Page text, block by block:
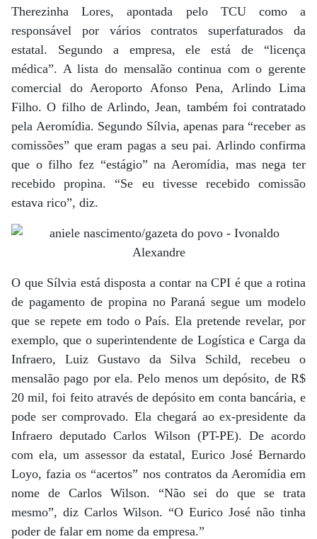
Therezinha Lores, apontada pelo TCU como a
responsável por vários contratos superfaturados da
estatal. Segundo a empresa, ele está de “licença
médica”. A lista do mensalão continua com o gerente
comercial do Aeroporto Afonso Pena, Arlindo Lima
Filho. O filho de Arlindo, Jean, também foi contratado
pela Aeromídia. Segundo Sílvia, apenas para “receber as
comissões” que eram pagas a seu pai. Arlindo confirma
que o filho fez “estágio” na Aeromídia, mas nega ter
recebido propina. “Se eu tivesse recebido comissão
estava rico”, diz.
O que Sílvia está disposta a contar na CPI é que a rotina
de pagamento de propina no Paraná segue um modelo
que se repete em todo o País. Ela pretende revelar, por
exemplo, que o superintendente de Logística e Carga da
Infraero, Luiz Gustavo da Silva Schild, recebeu o
mensalão pago por ela. Pelo menos um depósito, de R$
20 mil, foi feito através de depósito em conta bancária, e
pode ser comprovado. Ela chegará ao ex-presidente da
Infraero deputado Carlos Wilson (PT-PE). De acordo
com ela, um assessor da estatal, Eurico José Bernardo
Loyo, fazia os “acertos” nos contratos da Aeromídia em
nome de Carlos Wilson. “Não sei do que se trata
mesmo”, diz Carlos Wilson. “O Eurico José não tinha
poder de falar em nome da empresa.”